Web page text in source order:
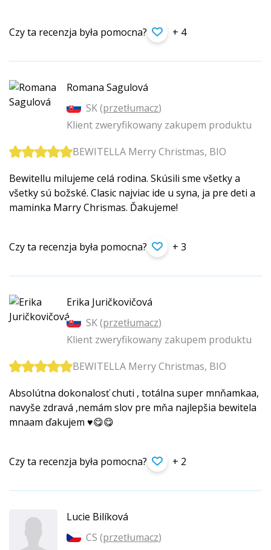
Czy ta recenzja była pomocna? + 4
Romana Sagulová
SK (przetłumacz)
Klient zweryfikowany zakupem produktu
BEWITELLA Merry Christmas, BIO
Bewitellu milujeme celá rodina. Skúsili sme všetky a
všetky sú božské. Clasic najviac ide u syna, ja pre deti a
maminka Marry Chrismas. Ďakujeme!
Czy ta recenzja była pomocna? + 3
Erika Juričkovičová
SK (przetłumacz)
Klient zweryfikowany zakupem produktu
BEWITELLA Merry Christmas, BIO
Absolútna dokonalosť chuti , totálna super mnňamkaa,
navyše zdravá ,nemám slov pre mňa najlepšia bewitela
mnaam ďakujem ♥️😋😋
Czy ta recenzja była pomocna? + 2
Lucie Bilíková
CS (przetłumacz)